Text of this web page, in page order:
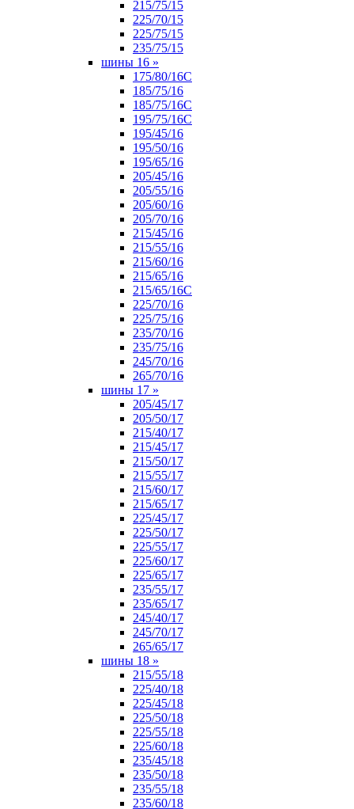
215/75/15
225/70/15
225/75/15
235/75/15
шины 16 »
175/80/16С
185/75/16
185/75/16С
195/75/16С
195/45/16
195/50/16
195/65/16
205/45/16
205/55/16
205/60/16
205/70/16
215/45/16
215/55/16
215/60/16
215/65/16
215/65/16С
225/70/16
225/75/16
235/70/16
235/75/16
245/70/16
265/70/16
шины 17 »
205/45/17
205/50/17
215/40/17
215/45/17
215/50/17
215/55/17
215/60/17
215/65/17
225/45/17
225/50/17
225/55/17
225/60/17
225/65/17
235/55/17
235/65/17
245/40/17
245/70/17
265/65/17
шины 18 »
215/55/18
225/40/18
225/45/18
225/50/18
225/55/18
225/60/18
235/45/18
235/50/18
235/55/18
235/60/18